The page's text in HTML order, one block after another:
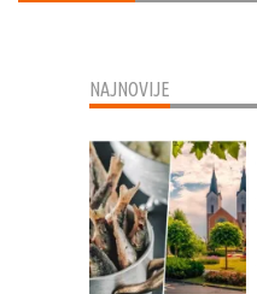
NAJNOVIJE